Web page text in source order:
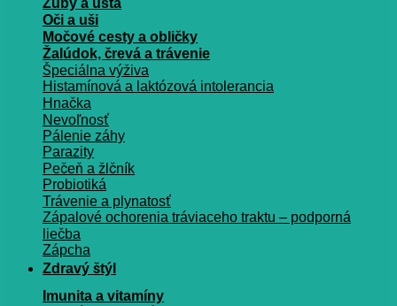
Zuby a ústa
Oči a uši
Močové cesty a obličky
Žalúdok, črevá a trávenie
Špeciálna výživa
Histamínová a laktózová intolerancia
Hnačka
Nevoľnosť
Pálenie záhy
Parazity
Pečeň a žlčník
Probiotiká
Trávenie a plynatosť
Zápalové ochorenia tráviaceho traktu – podporná
liečba
Zápcha
Zdravý štýl
Imunita a vitamíny